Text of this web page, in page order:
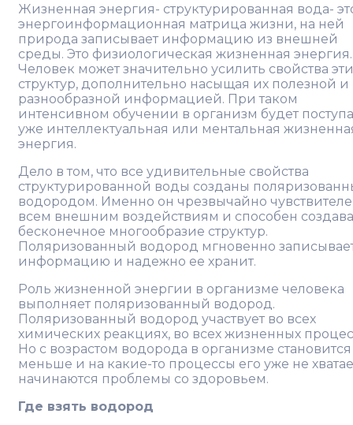
Жизненная энергия- структурированная вода-
энергоинформационная матрица жизни, на ней
природа записывает информацию из внешней
среды. Это физиологическая жизненная энергия.
Человек может значительно усилить свойства
структур, дополнительно насыщая их полезной и
разнообразной информацией. При таком
интенсивном обучении в организм будет
уже интеллектуальная или ментальная
энергия.
Дело в том, что все удивительные свойства
структурированной воды созданы
водородом. Именно он чрезвычайно
всем внешним воздействиям и способен
бесконечное многообразие структур.
Поляризованный водород мгновенно
информацию и надежно ее хранит.
Роль жизненной энергии в организме человека
выполняет поляризованный водород.
Поляризованный водород участвует во всех
химических реакциях, во всех жизненных
Но с возрастом водорода в организме
меньше и на какие-то процессы его уже не
начинаются проблемы со здоровьем.
Где взять водород